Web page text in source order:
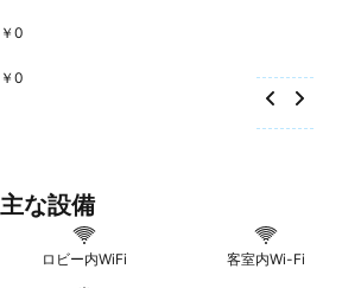
￥0
￥0
主な設備
ロビー内WiFi 客室内Wi-Fi